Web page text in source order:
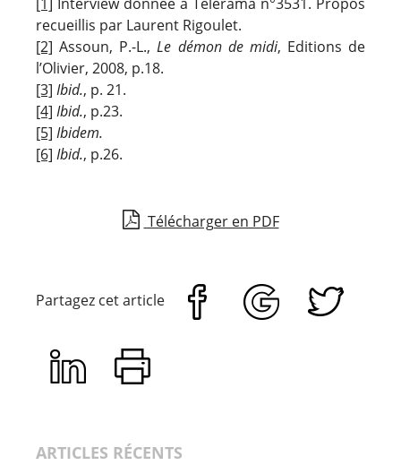
[1] Interview donnée à Télérama n°3531. Propos
recueillis par Laurent Rigoulet.
[2] Assoun, P.-L.,Le démon de midi, Editions de
l’Olivier, 2008, p.18.
[3] Ibid., p. 21.
[4] Ibid., p.23.
[5] Ibidem.
[6] Ibid., p.26.
Télécharger en PDF
Partagez cet article
ARTICLES RÉCENTS